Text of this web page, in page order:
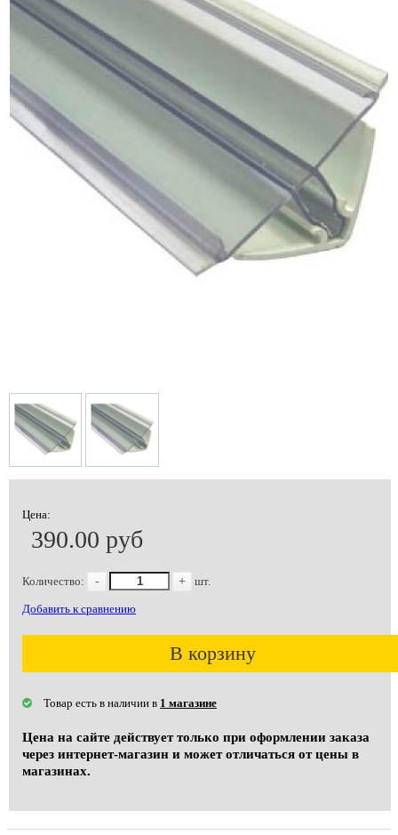
Цена:
390.00 руб
Количество: - + шт.
Добавить к сравнению
В корзину
Товар есть в наличии в 1 магазине
Цена на сайте действует только при оформлении заказа
через интернет-магазин и может отличаться от цены в
магазинах.